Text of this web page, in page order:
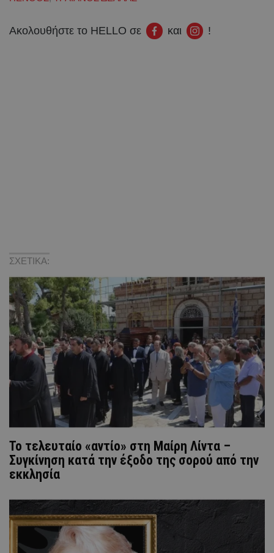
Ακολουθήστε το HELLO σε και !
ΣΧΕΤΙΚΑ:
Το τελευταίο «αντίο» στη Μαίρη Λίντα –
Συγκίνηση κατά την έξοδο της σορού από την
εκκλησία